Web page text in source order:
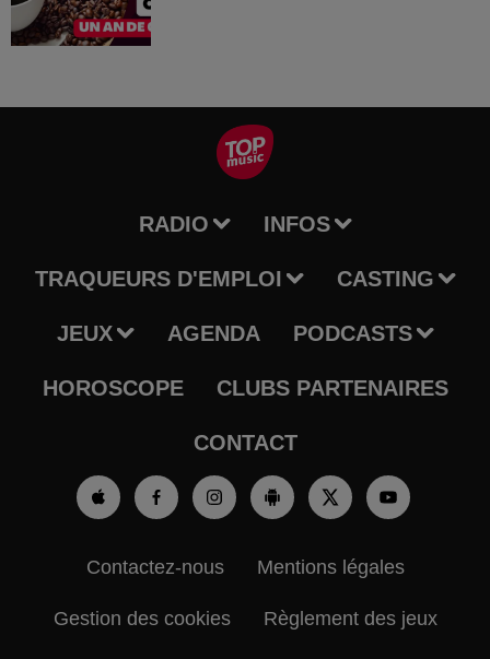
RADIO INFOS
TRAQUEURS D'EMPLOI CASTING
JEUX AGENDA PODCASTS
HOROSCOPE CLUBS PARTENAIRES
CONTACT
Contactez-nous Mentions légales
Gestion des cookies Règlement des jeux